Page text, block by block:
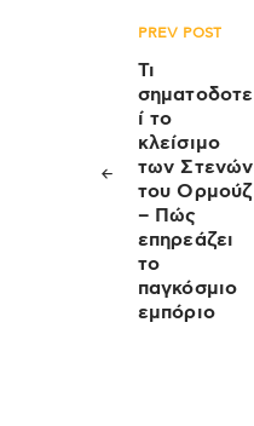
Πλοήγηση
άρθρων
PREV POST
Τι
σηματοδοτε
ί το
κλείσιμο
των Στενών
του Ορμούζ
– Πώς
επηρεάζει
το
παγκόσμιο
εμπόριο